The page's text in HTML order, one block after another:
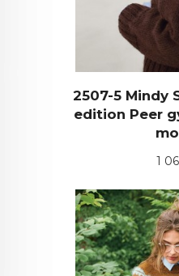
2507-5 Mindy
edition Peer
Pris
1